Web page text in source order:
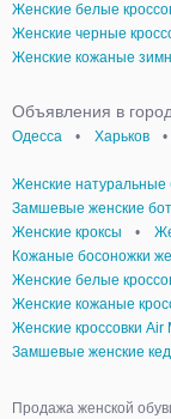
Женские белые
Женские черные
Женские кожаные
Объявления в
Одесса
• Харьков •
Женские натуральные
Замшевые женские
Женские кроксы
•
Кожаные босоножки
Женские белые
Женские кожаные
Женские кроссовки Air
Замшевые женские
Продажа женской